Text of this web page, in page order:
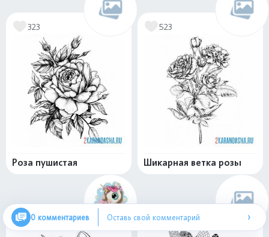
323
Роза пушистая
523
Шикарная ветка розы
472 427
0 комментариев Оставь свой комментарий ›